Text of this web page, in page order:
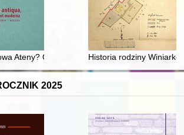
relacji świadków
Ateny? Glaux (noctua) jako antyczny
Historia rodziny Winiarków
2025